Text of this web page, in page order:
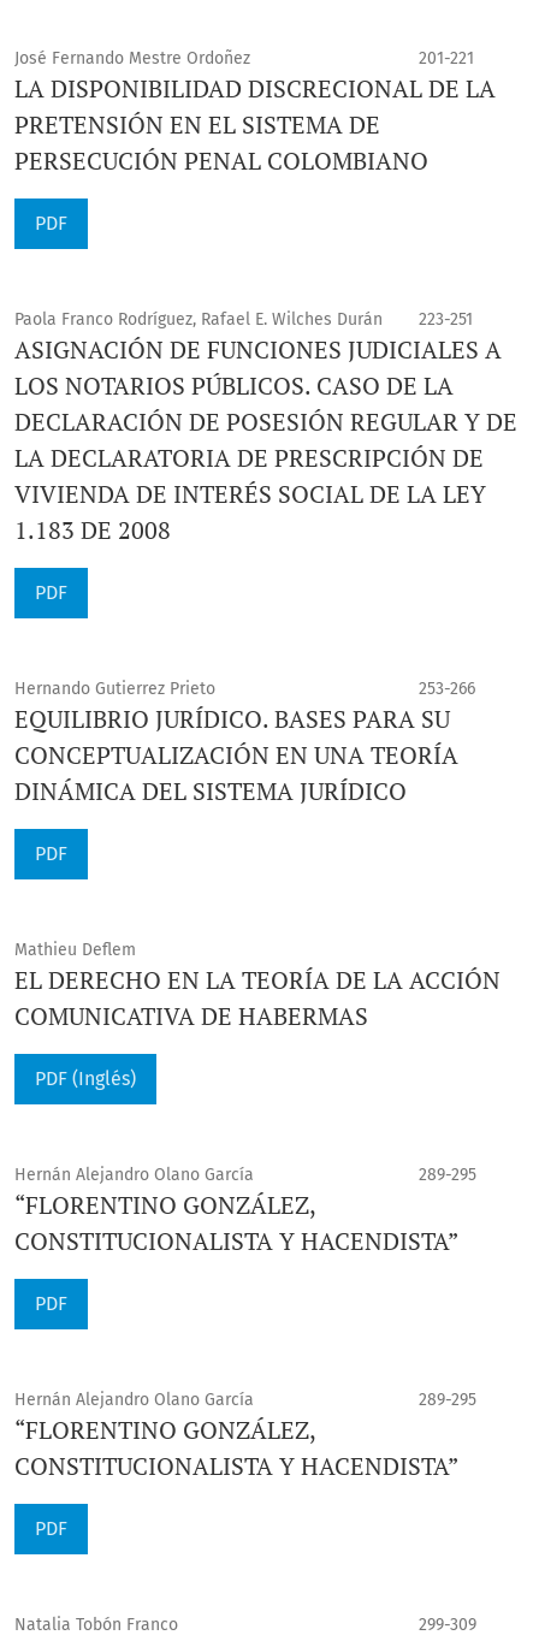
José Fernando Mestre Ordoñez 201-221
LA DISPONIBILIDAD DISCRECIONAL DE LA
PRETENSIÓN EN EL SISTEMA DE
PERSECUCIÓN PENAL COLOMBIANO
PDF
Paola Franco Rodríguez, Rafael E. Wilches Durán 223-251
ASIGNACIÓN DE FUNCIONES JUDICIALES A
LOS NOTARIOS PÚBLICOS. CASO DE LA
DECLARACIÓN DE POSESIÓN REGULAR Y DE
LA DECLARATORIA DE PRESCRIPCIÓN DE
VIVIENDA DE INTERÉS SOCIAL DE LA LEY
1.183 DE 2008
PDF
Hernando Gutierrez Prieto 253-266
EQUILIBRIO JURÍDICO. BASES PARA SU
CONCEPTUALIZACIÓN EN UNA TEORÍA
DINÁMICA DEL SISTEMA JURÍDICO
PDF
Mathieu Deflem
EL DERECHO EN LA TEORÍA DE LA ACCIÓN
COMUNICATIVA DE HABERMAS
PDF (Inglés)
Hernán Alejandro Olano García 289-295
“FLORENTINO GONZÁLEZ,
CONSTITUCIONALISTA Y HACENDISTA”
PDF
Hernán Alejandro Olano García 289-295
“FLORENTINO GONZÁLEZ,
CONSTITUCIONALISTA Y HACENDISTA”
PDF
Natalia Tobón Franco 299-309